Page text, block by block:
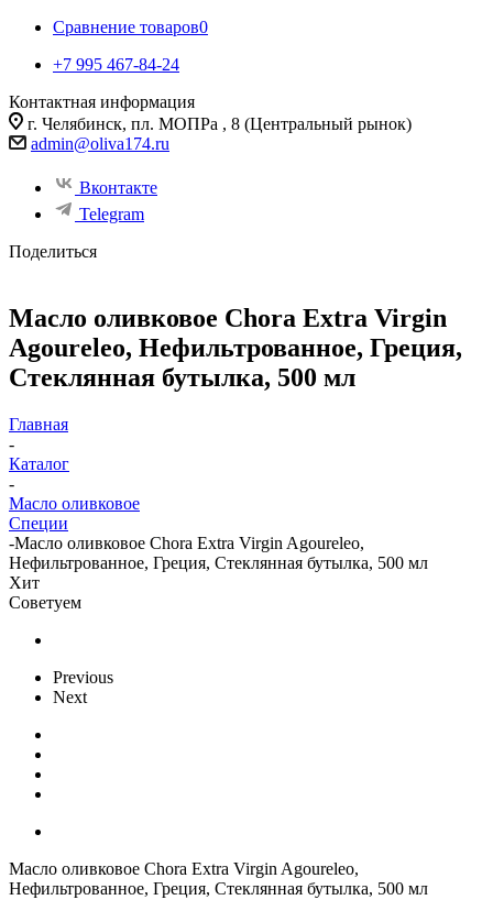
Сравнение товаров0
+7 995 467‑84‑24
Контактная информация
г. Челябинск, пл. МОПРа , 8 (Центральный рынок)
admin@oliva174.ru
Вконтакте
Telegram
Поделиться
Масло оливковое Chora Extra Virgin
Agoureleo, Нефильтрованное, Греция,
Стеклянная бутылка, 500 мл
Главная
-
Каталог
-
Масло оливковое
Специи
-Масло оливковое Chora Extra Virgin Agoureleo,
Нефильтрованное, Греция, Стеклянная бутылка, 500 мл
Хит
Советуем
Previous
Next
Масло оливковое Chora Extra Virgin Agoureleo,
Нефильтрованное, Греция, Стеклянная бутылка, 500 мл